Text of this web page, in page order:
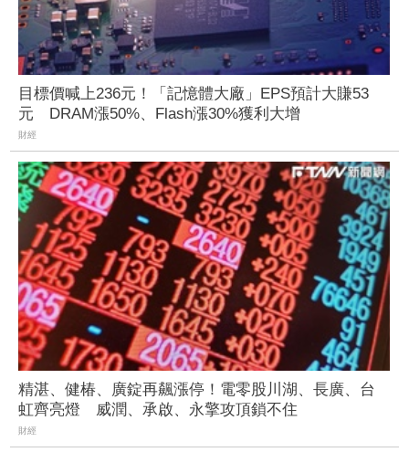
目標價喊上236元！「記憶體大廠」EPS預計大賺53
元 DRAM漲50%、Flash漲30%獲利大增
財經
精湛、健椿、廣錠再飆漲停！電零股川湖、長廣、台
虹齊亮燈 威潤、承啟、永擎攻頂鎖不住
財經